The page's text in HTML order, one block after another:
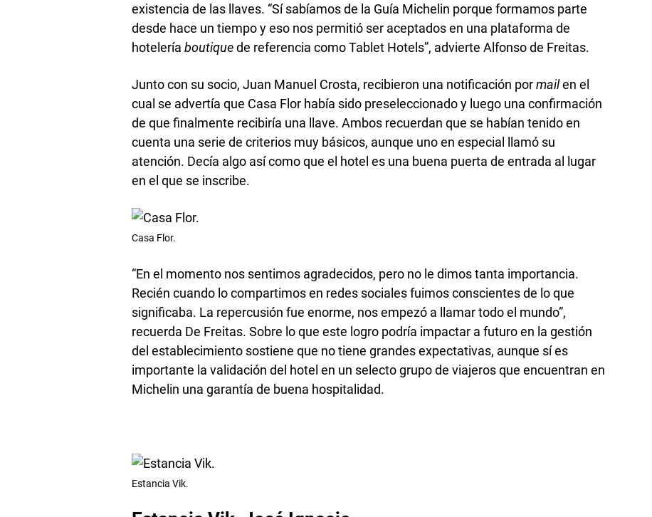
existencia de las llaves. “Sí sabíamos de la Guía Michelin porque formamos parte
desde hace un tiempo y eso nos permitió ser aceptados en una plataforma de
hoteleríaboutiquede referencia como Tablet Hotels”, advierte Alfonso de Freitas.
Junto con su socio, Juan Manuel Crosta, recibieron una notificación pormailen el
cual se advertía que Casa Flor había sido preseleccionado y luego una confirmación
de que finalmente recibiría una llave. Ambos recuerdan que se habían tenido en
cuenta una serie de criterios muy básicos, aunque uno en especial llamó su
atención. Decía algo así como que el hotel es una buena puerta de entrada al lugar
en el que se inscribe.
Casa Flor.
“En el momento nos sentimos agradecidos, pero no le dimos tanta importancia.
Recién cuando lo compartimos en redes sociales fuimos conscientes de lo que
significaba. La repercusión fue enorme, nos empezó a llamar todo el mundo”,
recuerda De Freitas. Sobre lo que este logro podría impactar a futuro en la gestión
del establecimiento sostiene que no tiene grandes expectativas, aunque sí es
importante la validación del hotel en un selecto grupo de viajeros que encuentran en
Michelin una garantía de buena hospitalidad.
Estancia Vik.